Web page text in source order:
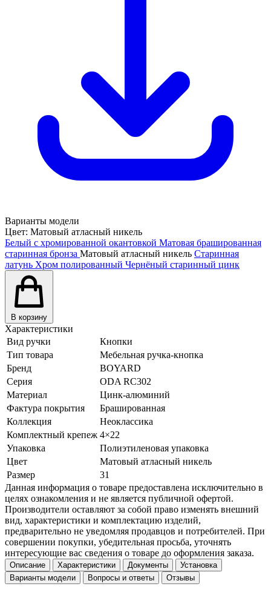
Варианты модели
Цвет: Матовый атласный никель
Белый с хромированной окантовкой Матовая брашированная
старинная бронза Матовый атласный никель Старинная
латунь Хром полированный Чернёный старинный цинк
В корзину
Характеристики
Вид ручки
Кнопки
Тип товара
Мебельная ручка-кнопка
Бренд
BOYARD
Серия
ODA RC302
Материал
Цинк-алюминий
Фактура покрытия
Брашированная
Коллекция
Неоклассика
Комплектный крепеж 4×22
Упаковка
Полиэтиленовая упаковка
Цвет
Матовый атласный никель
Размер
31
Данная информация о товаре предоставлена исключительно в
целях ознакомления и не является публичной офертой.
Производители оставляют за собой право изменять внешний
вид, характеристики и комплектацию изделий,
предварительно не уведомляя продавцов и потребителей. При
совершении покупки, убедительная просьба, уточнять
интересующие вас сведения о товаре до оформления заказа.
Описание Характеристики Документы
Установка
Варианты модели
Вопросы и ответы Отзывы